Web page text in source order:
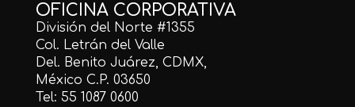
OFICINA CORPORATIVA
División del Norte #1355
Col. Letrán del Valle
Del. Benito Juárez, CDMX,
México C.P. 03650
Tel: 55 1087 0600